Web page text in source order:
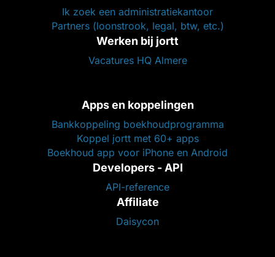
Ik zoek een administratiekantoor
Partners (loonstrook, legal, btw, etc.)
Werken bij jortt
Vacatures HQ Almere
Apps en koppelingen
Bankkoppeling boekhoudprogramma
Koppel jortt met 60+ apps
Boekhoud app voor iPhone en Android
Developers - API
API-reference
Affiliate
Daisycon